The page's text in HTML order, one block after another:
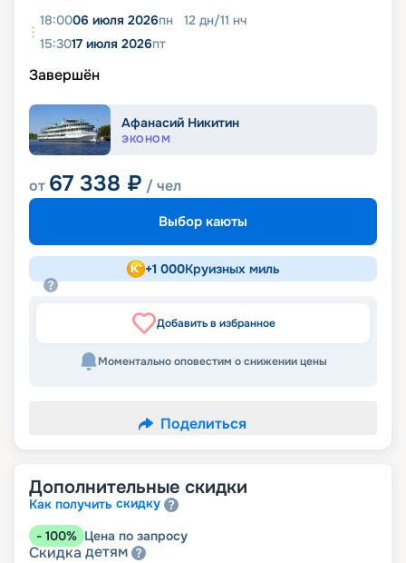
18:0006 июля 2026пн 12 дн/11 нч
15:3017 июля 2026пт
Завершён
Афанасий Никитин
ЭКОНОМ
от 67 338 ₽ / чел
Выбор каюты
+1 000Круизных миль
Добавить в избранное
Моментально оповестим о снижении цены
Поделиться
Дополнительные скидки
Как получить скидку
- 100% Цена по запросу
Скидка детям